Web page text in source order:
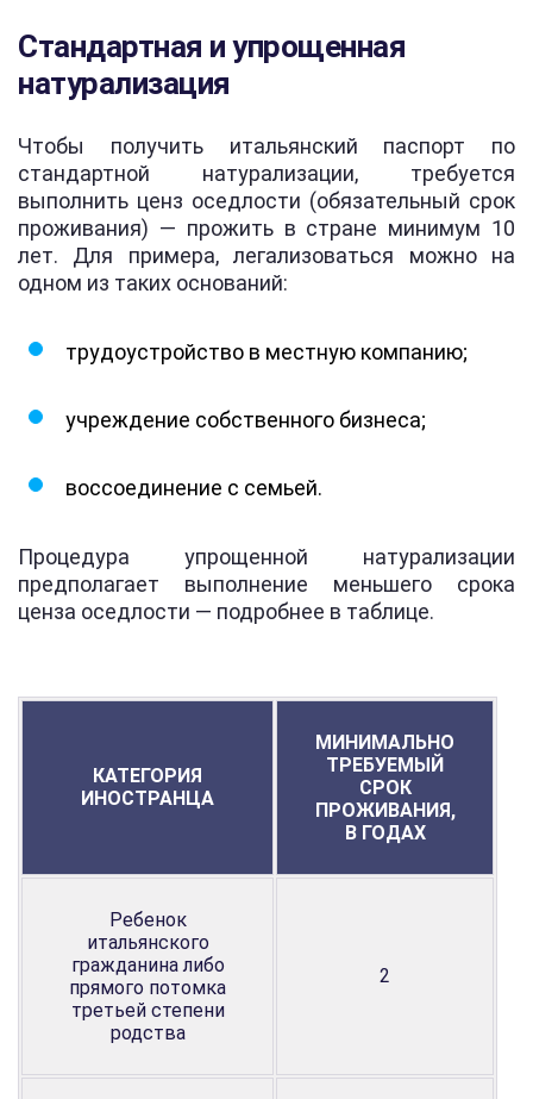
Стандартная и упрощенная
натурализация
Чтобы получить итальянский паспорт по
стандартной натурализации, требуется
выполнить ценз оседлости (обязательный срок
проживания) — прожить в стране минимум 10
лет. Для примера, легализоваться можно на
одном из таких оснований:
трудоустройство в местную компанию;
учреждение собственного бизнеса;
воссоединение с семьей.
Процедура упрощенной натурализации
предполагает выполнение меньшего срока
ценза оседлости — подробнее в таблице.
КАТЕГОРИЯ
ИНОСТРАНЦА
МИНИМАЛЬНО
ТРЕБУЕМЫЙ
СРОК
ПРОЖИВАНИЯ,
В ГОДАХ
Ребенок
итальянского
гражданина либо
прямого потомка
третьей степени
родства
2